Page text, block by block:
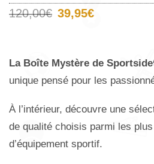
120,00€ 39,95€
La Boîte Mystère de Sportside
unique pensé pour les
À l’intérieur, découvre une
de qualité choisis parmi les
d’équipement sportif.